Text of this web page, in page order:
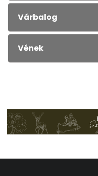
Várbalog
Vének